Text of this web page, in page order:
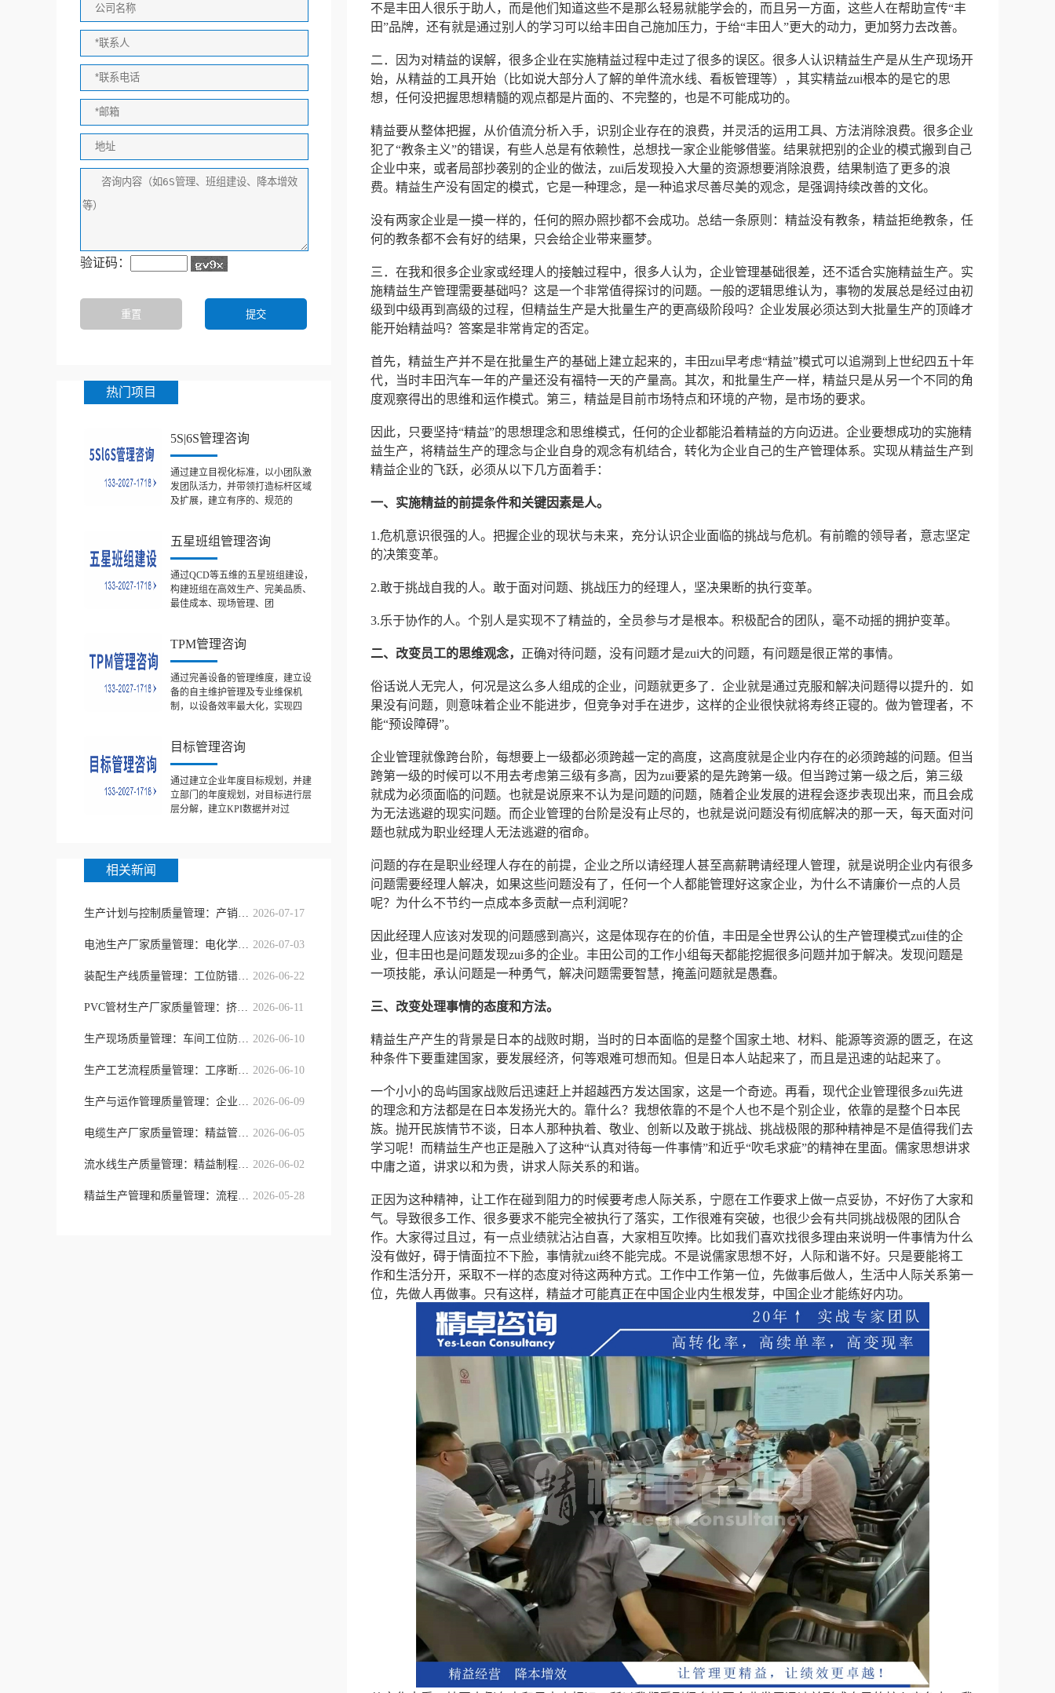
验证码：
热门项目
5S|6S管理咨询
通过建立目视化标准，以小团队激
发团队活力，并带领打造标杆区域
及扩展，建立有序的、规范的
五星班组管理咨询
通过QCD等五维的五星班组建设，
构建班组在高效生产、完美品质、
最佳成本、现场管理、团
TPM管理咨询
通过完善设备的管理维度，建立设
备的自主维护管理及专业维保机
制，以设备效率最大化，实现四
目标管理咨询
通过建立企业年度目标规划，并建
立部门的年度规划，对目标进行层
层分解，建立KPI数据并对过
相关新闻
生产计划与控制质量管理：产销协同精 2026-07-17
电池生产厂家质量管理：电化学一致性 2026-07-03
装配生产线质量管理：工位防错与节拍 2026-06-22
PVC管材生产厂家质量管理：挤出制程 2026-06-11
生产现场质量管理：车间工位防错与精 2026-06-10
生产工艺流程质量管理：工序断点防控 2026-06-10
生产与运作管理质量管理：企业全域流 2026-06-09
电缆生产厂家质量管理：精益管控模式 2026-06-05
流水线生产质量管理：精益制程、工序 2026-06-02
精益生产管理和质量管理：流程提质与 2026-05-28
不是丰田人很乐于助人，而是他们知道这些不是那么轻易就能学会的，而且另一方面，这些人在帮助宣传“丰
田”品牌，还有就是通过别人的学习可以给丰田自己施加压力，于给“丰田人”更大的动力，更加努力去改善。
二．因为对精益的误解，很多企业在实施精益过程中走过了很多的误区。很多人认识精益生产是从生产现场开
始，从精益的工具开始（比如说大部分人了解的单件流水线、看板管理等），其实精益zui根本的是它的思
想，任何没把握思想精髓的观点都是片面的、不完整的，也是不可能成功的。
精益要从整体把握，从价值流分析入手，识别企业存在的浪费，并灵活的运用工具、方法消除浪费。很多企业
犯了“教条主义”的错误，有些人总是有依赖性，总想找一家企业能够借鉴。结果就把别的企业的模式搬到自己
企业中来，或者局部抄袭别的企业的做法，zui后发现投入大量的资源想要消除浪费，结果制造了更多的浪
费。精益生产没有固定的模式，它是一种理念，是一种追求尽善尽美的观念，是强调持续改善的文化。
没有两家企业是一摸一样的，任何的照办照抄都不会成功。总结一条原则：精益没有教条，精益拒绝教条，任
何的教条都不会有好的结果，只会给企业带来噩梦。
三．在我和很多企业家或经理人的接触过程中，很多人认为，企业管理基础很差，还不适合实施精益生产。实
施精益生产管理需要基础吗？这是一个非常值得探讨的问题。一般的逻辑思维认为，事物的发展总是经过由初
级到中级再到高级的过程，但精益生产是大批量生产的更高级阶段吗？企业发展必须达到大批量生产的顶峰才
能开始精益吗？答案是非常肯定的否定。
首先，精益生产并不是在批量生产的基础上建立起来的，丰田zui早考虑“精益”模式可以追溯到上世纪四五十年
代，当时丰田汽车一年的产量还没有福特一天的产量高。其次，和批量生产一样，精益只是从另一个不同的角
度观察得出的思维和运作模式。第三，精益是目前市场特点和环境的产物，是市场的要求。
因此，只要坚持“精益”的思想理念和思维模式，任何的企业都能沿着精益的方向迈进。企业要想成功的实施精
益生产，将精益生产的理念与企业自身的观念有机结合，转化为企业自己的生产管理体系。实现从精益生产到
精益企业的飞跃，必须从以下几方面着手：
一、实施精益的前提条件和关键因素是人。
1.危机意识很强的人。把握企业的现状与未来，充分认识企业面临的挑战与危机。有前瞻的领导者，意志坚定
的决策变革。
2.敢于挑战自我的人。敢于面对问题、挑战压力的经理人，坚决果断的执行变革。
3.乐于协作的人。个别人是实现不了精益的，全员参与才是根本。积极配合的团队，毫不动摇的拥护变革。
二、改变员工的思维观念， 正确对待问题，没有问题才是zui大的问题，有问题是很正常的事情。
俗话说人无完人，何况是这么多人组成的企业，问题就更多了．企业就是通过克服和解决问题得以提升的．如
果没有问题，则意味着企业不能进步，但竞争对手在进步，这样的企业很快就将寿终正寝的。做为管理者，不
能“预设障碍”。
企业管理就像跨台阶，每想要上一级都必须跨越一定的高度，这高度就是企业内存在的必须跨越的问题。但当
跨第一级的时候可以不用去考虑第三级有多高，因为zui要紧的是先跨第一级。但当跨过第一级之后，第三级
就成为必须面临的问题。也就是说原来不认为是问题的问题，随着企业发展的进程会逐步表现出来，而且会成
为无法逃避的现实问题。而企业管理的台阶是没有止尽的，也就是说问题没有彻底解决的那一天，每天面对问
题也就成为职业经理人无法逃避的宿命。
问题的存在是职业经理人存在的前提，企业之所以请经理人甚至高薪聘请经理人管理，就是说明企业内有很多
问题需要经理人解决，如果这些问题没有了，任何一个人都能管理好这家企业，为什么不请廉价一点的人员
呢？为什么不节约一点成本多贡献一点利润呢？
因此经理人应该对发现的问题感到高兴，这是体现存在的价值，丰田是全世界公认的生产管理模式zui佳的企
业，但丰田也是问题发现zui多的企业。丰田公司的工作小组每天都能挖掘很多问题并加于解决。发现问题是
一项技能，承认问题是一种勇气，解决问题需要智慧，掩盖问题就是愚蠢。
三、改变处理事情的态度和方法。
精益生产产生的背景是日本的战败时期，当时的日本面临的是整个国家土地、材料、能源等资源的匮乏，在这
种条件下要重建国家，要发展经济，何等艰难可想而知。但是日本人站起来了，而且是迅速的站起来了。
一个小小的岛屿国家战败后迅速赶上并超越西方发达国家，这是一个奇迹。再看，现代企业管理很多zui先进
的理念和方法都是在日本发扬光大的。靠什么？我想依靠的不是个人也不是个别企业，依靠的是整个日本民
族。抛开民族情节不谈，日本人那种执着、敬业、创新以及敢于挑战、挑战极限的那种精神是不是值得我们去
学习呢！而精益生产也正是融入了这种“认真对待每一件事情”和近乎“吹毛求疵”的精神在里面。儒家思想讲求
中庸之道，讲求以和为贵，讲求人际关系的和谐。
正因为这种精神，让工作在碰到阻力的时候要考虑人际关系，宁愿在工作要求上做一点妥协，不好伤了大家和
气。导致很多工作、很多要求不能完全被执行了落实，工作很难有突破，也很少会有共同挑战极限的团队合
作。大家得过且过，有一点业绩就沾沾自喜，大家相互吹捧。比如我们喜欢找很多理由来说明一件事情为什么
没有做好，碍于情面拉不下脸，事情就zui终不能完成。不是说儒家思想不好，人际和谐不好。只是要能将工
作和生活分开，采取不一样的态度对待这两种方式。工作中工作第一位，先做事后做人，生活中人际关系第一
位，先做人再做事。只有这样，精益才可能真正在中国企业内生根发芽，中国企业才能练好内功。